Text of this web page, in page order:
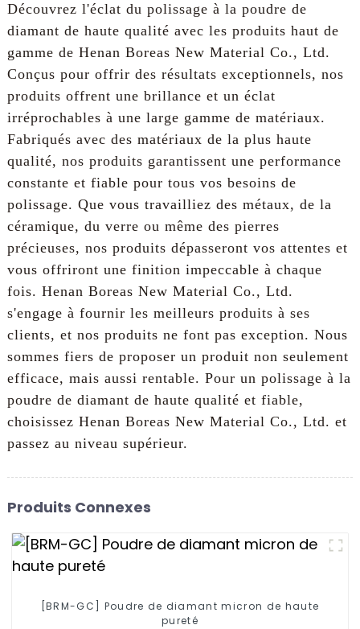
Découvrez l'éclat du polissage à la poudre de
diamant de haute qualité avec les produits haut de
gamme de Henan Boreas New Material Co., Ltd.
Conçus pour offrir des résultats exceptionnels, nos
produits offrent une brillance et un éclat
irréprochables à une large gamme de matériaux.
Fabriqués avec des matériaux de la plus haute
qualité, nos produits garantissent une performance
constante et fiable pour tous vos besoins de
polissage. Que vous travailliez des métaux, de la
céramique, du verre ou même des pierres
précieuses, nos produits dépasseront vos attentes et
vous offriront une finition impeccable à chaque
fois. Henan Boreas New Material Co., Ltd.
s'engage à fournir les meilleurs produits à ses
clients, et nos produits ne font pas exception. Nous
sommes fiers de proposer un produit non seulement
efficace, mais aussi rentable. Pour un polissage à la
poudre de diamant de haute qualité et fiable,
choisissez Henan Boreas New Material Co., Ltd. et
passez au niveau supérieur.
Produits Connexes
[BRM-GC] Poudre de diamant micron de haute
pureté